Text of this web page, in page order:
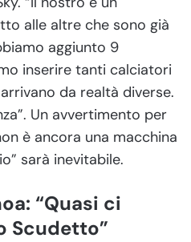
alle altre che sono già
aggiunto 9
inserire tanti calciatori
da realtà diverse.
Un avvertimento per
è ancora una macchina
sarà inevitabile.
“Quasi ci
Scudetto”